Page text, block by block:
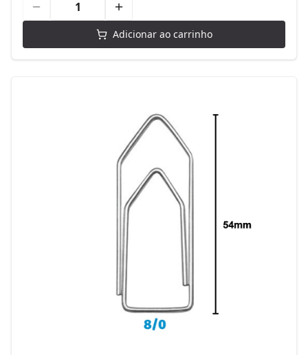
Adicionar ao carrinho